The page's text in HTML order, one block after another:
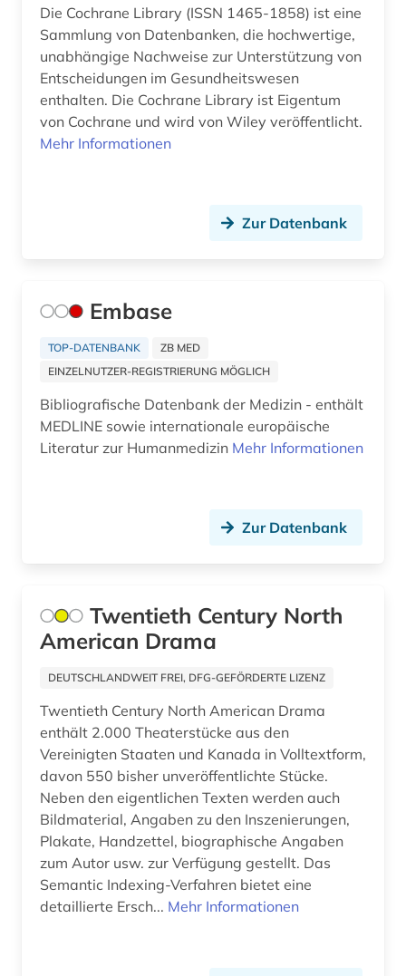
bautechnik (4)
bauvertrag (1)
bauwesen (4)
bauwirtschaft (2)
volkswirtschaft tourismus gaststättengewerbe
behindertenarbeit (1)
behindertenpädagogik (1)
benedictus de spinoza (1)
benin (1)
beobachtungsstudie (1)
bergbau (8)
bergbaunachfolgelandschaft (1)
bergwerk (1)
Die Cochrane Library (ISSN 1465-1858) ist eine
Sammlung von Datenbanken, die hochwertige,
unabhängige Nachweise zur Unterstützung von
Entscheidungen im Gesundheitswesen
enthalten. Die Cochrane Library ist Eigentum
von Cochrane und wird von Wiley veröffentlicht.
Mehr Informationen
Zur Datenbank
Embase
TOP-DATENBANK
ZB MED
EINZELNUTZER-REGISTRIERUNG MÖGLICH
Bibliografische Datenbank der Medizin - enthält
MEDLINE sowie internationale europäische
Literatur zur Humanmedizin Mehr Informationen
Zur Datenbank
Twentieth Century North
American Drama
DEUTSCHLANDWEIT FREI, DFG-GEFÖRDERTE LIZENZ
Twentieth Century North American Drama
enthält 2.000 Theaterstücke aus den
Vereinigten Staaten und Kanada in Volltextform,
davon 550 bisher unveröffentlichte Stücke.
Neben den eigentlichen Texten werden auch
Bildmaterial, Angaben zu den Inszenierungen,
Plakate, Handzettel, biographische Angaben
zum Autor usw. zur Verfügung gestellt. Das
Semantic Indexing-Verfahren bietet eine
detaillierte Ersch... Mehr Informationen